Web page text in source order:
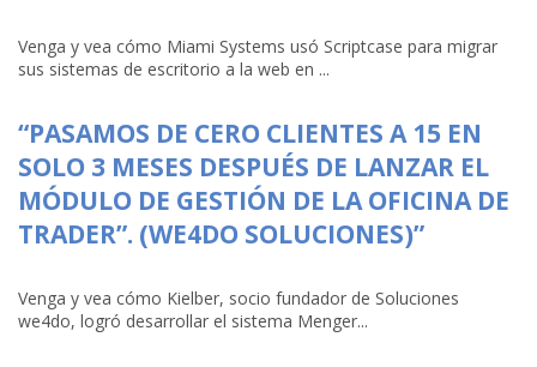
Venga y vea cómo Miami Systems usó Scriptcase para migrar
sus sistemas de escritorio a la web en ...
“PASAMOS DE CERO CLIENTES A 15 EN
SOLO 3 MESES DESPUÉS DE LANZAR EL
MÓDULO DE GESTIÓN DE LA OFICINA DE
TRADER”. (WE4DO SOLUCIONES)”
Venga y vea cómo Kielber, socio fundador de Soluciones
we4do, logró desarrollar el sistema Menger...